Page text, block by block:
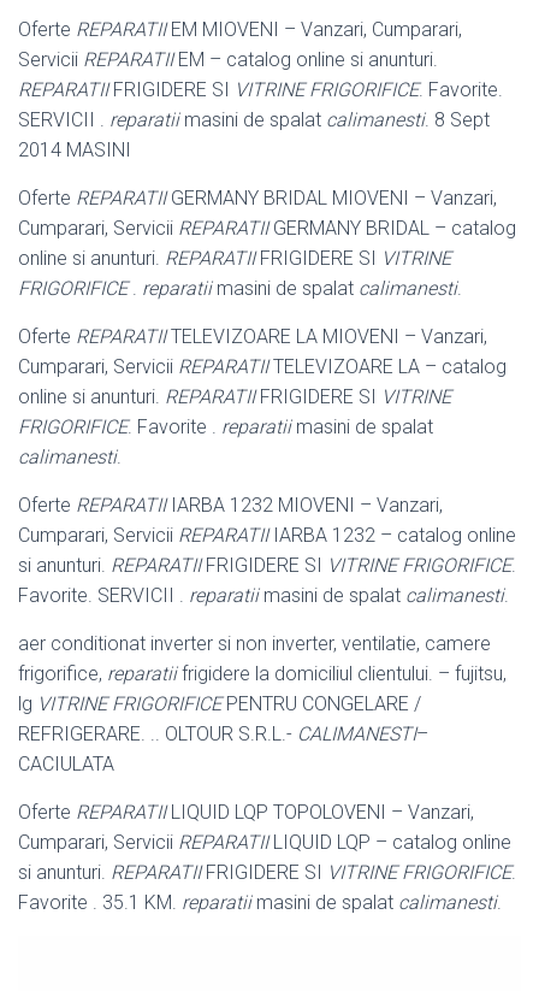
Oferte REPARATIIEM MIOVENI – Vanzari, Cumparari,
Servicii REPARATIIEM – catalog online si anunturi.
REPARATIIFRIGIDERE SI VITRINE FRIGORIFICE. Favorite.
SERVICII . reparatiimasini de spalat calimanesti. 8 Sept
2014 MASINI
Oferte REPARATIIGERMANY BRIDAL MIOVENI – Vanzari,
Cumparari, Servicii REPARATIIGERMANY BRIDAL – catalog
online si anunturi. REPARATIIFRIGIDERE SI VITRINE
FRIGORIFICE. reparatiimasini de spalat calimanesti.
Oferte REPARATIITELEVIZOARE LA MIOVENI – Vanzari,
Cumparari, Servicii REPARATIITELEVIZOARE LA – catalog
online si anunturi. REPARATIIFRIGIDERE SI VITRINE
FRIGORIFICE. Favorite . reparatiimasini de spalat
calimanesti.
Oferte REPARATIIIARBA 1232 MIOVENI – Vanzari,
Cumparari, Servicii REPARATIIIARBA 1232 – catalog online
si anunturi. REPARATIIFRIGIDERE SI VITRINE FRIGORIFICE.
Favorite. SERVICII . reparatiimasini de spalat calimanesti.
aer conditionat inverter si non inverter, ventilatie, camere
frigorifice, reparatiifrigidere la domiciliul clientului. – fujitsu,
lg VITRINE FRIGORIFICEPENTRU CONGELARE /
REFRIGERARE. .. OLTOUR S.R.L.- CALIMANESTI–
CACIULATA
Oferte REPARATIILIQUID LQP TOPOLOVENI – Vanzari,
Cumparari, Servicii REPARATIILIQUID LQP – catalog online
si anunturi. REPARATIIFRIGIDERE SI VITRINE FRIGORIFICE.
Favorite . 35.1 KM. reparatiimasini de spalat calimanesti.